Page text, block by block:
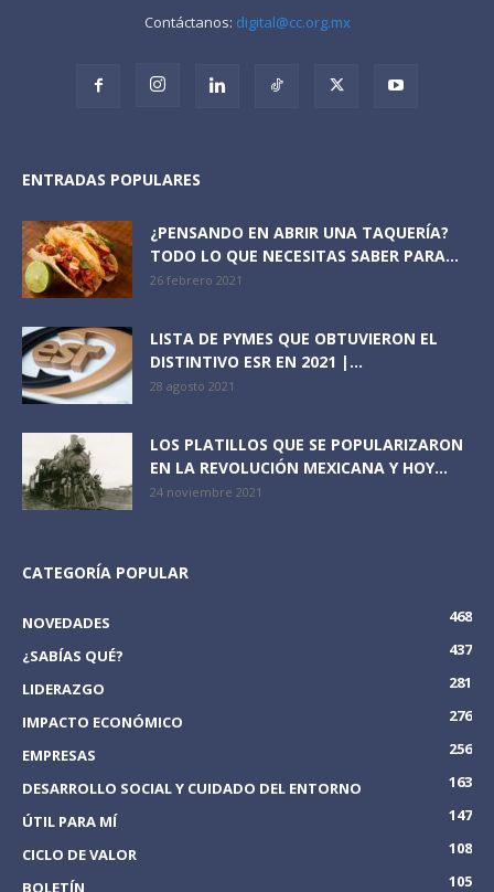
Contáctanos: digital@cc.org.mx
ENTRADAS POPULARES
¿PENSANDO EN ABRIR UNA TAQUERÍA?
TODO LO QUE NECESITAS SABER PARA...
26 febrero 2021
LISTA DE PYMES QUE OBTUVIERON EL
DISTINTIVO ESR EN 2021 |...
28 agosto 2021
LOS PLATILLOS QUE SE POPULARIZARON
EN LA REVOLUCIÓN MEXICANA Y HOY...
24 noviembre 2021
CATEGORÍA POPULAR
NOVEDADES
468
¿SABÍAS QUÉ?
437
LIDERAZGO
281
IMPACTO ECONÓMICO
276
EMPRESAS
256
DESARROLLO SOCIAL Y CUIDADO DEL ENTORNO
163
ÚTIL PARA MÍ
147
CICLO DE VALOR
108
BOLETÍN
105